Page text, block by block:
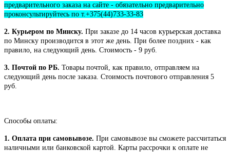
предварительного заказа на сайте - обязательно предварительно
проконсультируйтесь по т.+375(44)733-33-83
2. Курьером по Минску. При заказе до 14 часов курьерская доставка
по Минску производится в этот же день. При более поздних - как
правило, на следующий день. Стоимость - 9 руб.
3. Почтой по РБ. Товары почтой, как правило, отправляем на
следующий день после заказа. Стоимость почтового отправления 5
руб.
Способы оплаты:
1. Оплата при самовывозе. При самовывозе вы сможете рассчитаться
наличными или банковской картой. Карты рассрочки к оплате не